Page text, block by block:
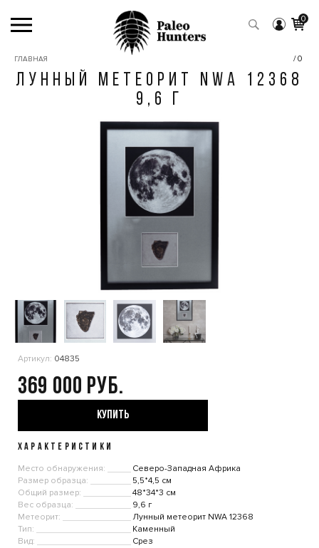
0
ГЛАВНАЯ /0
ЛУННЫЙ МЕТЕОРИТ NWA 12368
9,6 Г
Артикул: 04835
369 000
КУПИТЬ
ХАРАКТЕРИСТИКИ
Место обнаружения:
Северо-Западная Африка
Размер образца:
5,5*4,5 см
Общий размер:
48*34*3 см
Вес образца:
9,6 г
Метеорит:
Лунный метеорит NWA 12368
Тип:
Каменный
Вид:
Срез